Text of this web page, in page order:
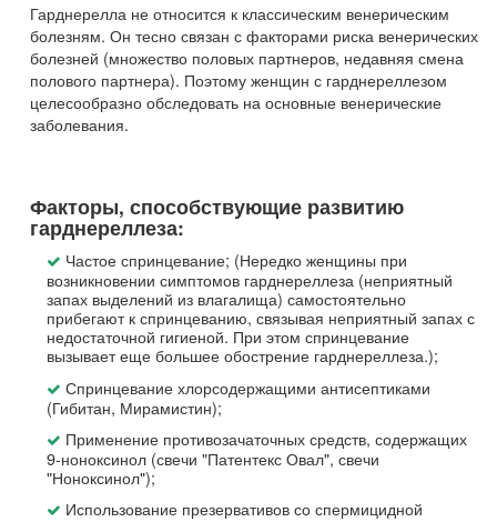
Гарднерелла не относится к классическим венерическим
болезням. Он тесно связан с факторами риска венерических
болезней (множество половых партнеров, недавняя смена
полового партнера). Поэтому женщин с гарднереллезом
целесообразно обследовать на основные венерические
заболевания.
Факторы, способствующие развитию
гарднереллеза:
Частое спринцевание; (Нередко женщины при
возникновении симптомов гарднереллеза (неприятный
запах выделений из влагалища) самостоятельно
прибегают к спринцеванию, связывая неприятный запах с
недостаточной гигиеной. При этом спринцевание
вызывает еще большее обострение гарднереллеза.);
Спринцевание хлорсодержащими антисептиками
(Гибитан, Мирамистин);
Применение противозачаточных средств, содержащих
9-ноноксинол (свечи "Патентекс Овал", свечи
"Ноноксинол");
Использование презервативов со спермицидной